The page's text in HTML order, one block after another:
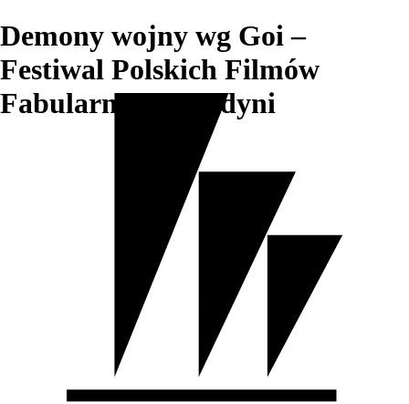
Demony wojny wg Goi –
Festiwal Polskich Filmów
Fabularnych w Gdyni